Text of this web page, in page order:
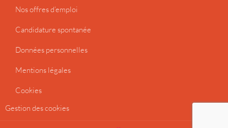
Nos offres d’emploi
Candidature spontanée
Données personnelles
Mentions légales
Cookies
Gestion des cookies